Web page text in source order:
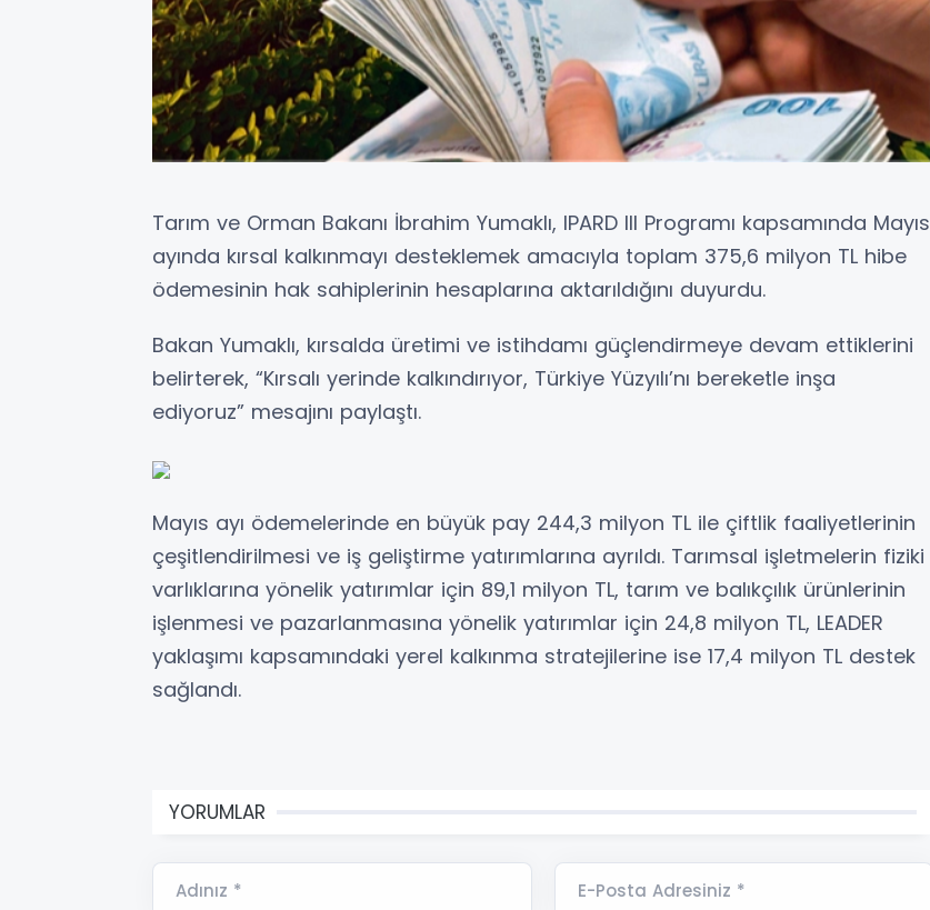
Tarım ve Orman Bakanı İbrahim Yumaklı, IPARD III Programı kapsamında Mayıs
ayında kırsal kalkınmayı desteklemek amacıyla toplam 375,6 milyon TL hibe
ödemesinin hak sahiplerinin hesaplarına aktarıldığını duyurdu.
Bakan Yumaklı, kırsalda üretimi ve istihdamı güçlendirmeye devam ettiklerini
belirterek, “Kırsalı yerinde kalkındırıyor, Türkiye Yüzyılı’nı bereketle inşa
ediyoruz” mesajını paylaştı.
Mayıs ayı ödemelerinde en büyük pay 244,3 milyon TL ile çiftlik faaliyetlerinin
çeşitlendirilmesi ve iş geliştirme yatırımlarına ayrıldı. Tarımsal işletmelerin fiziki
varlıklarına yönelik yatırımlar için 89,1 milyon TL, tarım ve balıkçılık ürünlerinin
işlenmesi ve pazarlanmasına yönelik yatırımlar için 24,8 milyon TL, LEADER
yaklaşımı kapsamındaki yerel kalkınma stratejilerine ise 17,4 milyon TL destek
sağlandı.
YORUMLAR
Adınız * E-Posta Adresiniz *